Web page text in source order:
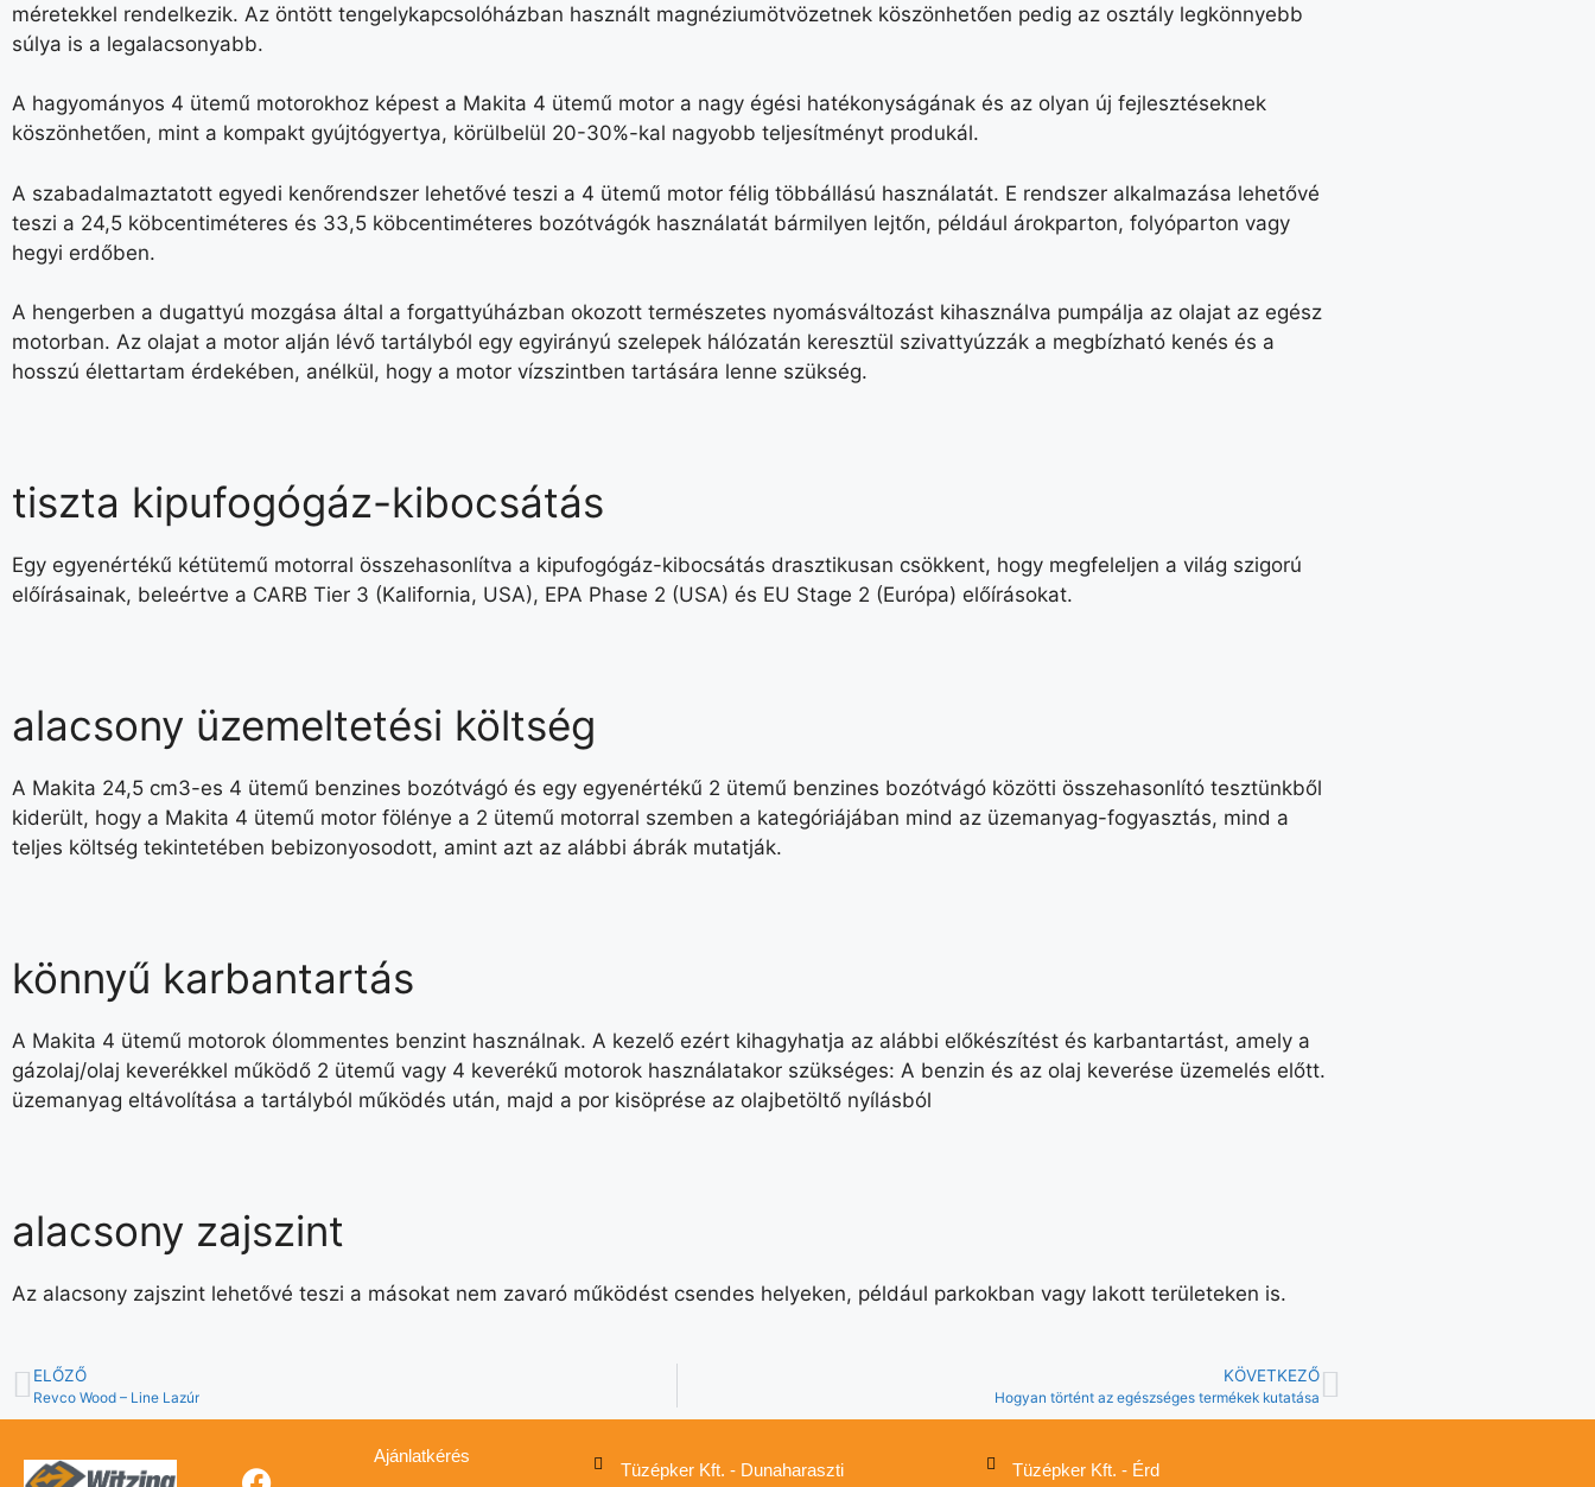
méretekkel rendelkezik. Az öntött tengelykapcsolóházban használt magnéziumötvözetnek köszönhetően pedig az osztály legkönnyebb
súlya is a legalacsonyabb.
A hagyományos 4 ütemű motorokhoz képest a Makita 4 ütemű motor a nagy égési hatékonyságának és az olyan új fejlesztéseknek
köszönhetően, mint a kompakt gyújtógyertya, körülbelül 20-30%-kal nagyobb teljesítményt produkál.
A szabadalmaztatott egyedi kenőrendszer lehetővé teszi a 4 ütemű motor félig többállású használatát. E rendszer alkalmazása lehetővé
teszi a 24,5 köbcentiméteres és 33,5 köbcentiméteres bozótvágók használatát bármilyen lejtőn, például árokparton, folyóparton vagy
hegyi erdőben.
A hengerben a dugattyú mozgása által a forgattyúházban okozott természetes nyomásváltozást kihasználva pumpálja az olajat az egész
motorban. Az olajat a motor alján lévő tartályból egy egyirányú szelepek hálózatán keresztül szivattyúzzák a megbízható kenés és a
hosszú élettartam érdekében, anélkül, hogy a motor vízszintben tartására lenne szükség.
tiszta kipufogógáz-kibocsátás
Egy egyenértékű kétütemű motorral összehasonlítva a kipufogógáz-kibocsátás drasztikusan csökkent, hogy megfeleljen a világ szigorú
előírásainak, beleértve a CARB Tier 3 (Kalifornia, USA), EPA Phase 2 (USA) és EU Stage 2 (Európa) előírásokat.
alacsony üzemeltetési költség
A Makita 24,5 cm3-es 4 ütemű benzines bozótvágó és egy egyenértékű 2 ütemű benzines bozótvágó közötti összehasonlító tesztünkből
kiderült, hogy a Makita 4 ütemű motor fölénye a 2 ütemű motorral szemben a kategóriájában mind az üzemanyag-fogyasztás, mind a
teljes költség tekintetében bebizonyosodott, amint azt az alábbi ábrák mutatják.
könnyű karbantartás
A Makita 4 ütemű motorok ólommentes benzint használnak. A kezelő ezért kihagyhatja az alábbi előkészítést és karbantartást, amely a
gázolaj/olaj keverékkel működő 2 ütemű vagy 4 keverékű motorok használatakor szükséges: A benzin és az olaj keverése üzemelés előtt.
üzemanyag eltávolítása a tartályból működés után, majd a por kisöprése az olajbetöltő nyílásból
alacsony zajszint
Az alacsony zajszint lehetővé teszi a másokat nem zavaró működést csendes helyeken, például parkokban vagy lakott területeken is.
ELŐZŐ
Revco Wood – Line Lazúr
KÖVETKEZŐ
Hogyan történt az egészséges termékek kutatása
Ajánlatkérés
Tüzépker Kft. - Dunaharaszti Tüzépker Kft. - Érd